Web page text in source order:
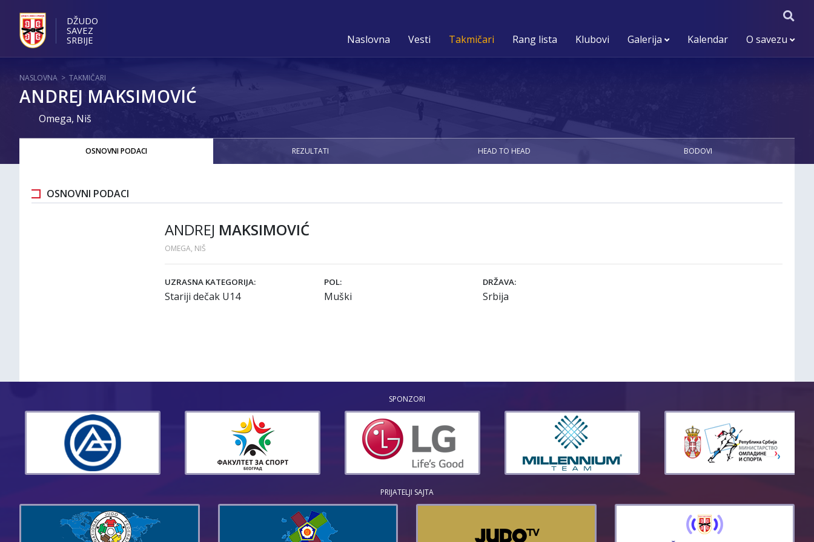
DŽUDO
SAVEZ
SRBIJE
Naslovna Vesti Takmičari Rang lista Klubovi Galerija Kalendar O savezu
NASLOVNA > TAKMIČARI
ANDREJ MAKSIMOVIĆ
Omega, Niš
OSNOVNI PODACI REZULTATI HEAD TO HEAD BODOVI
OSNOVNI PODACI
ANDREJ MAKSIMOVIĆ
OMEGA, NIŠ
UZRASNA KATEGORIJA:
Stariji dečak U14
POL:
Muški
DRŽAVA:
Srbija
SPONZORI
PRIJATELJI SAJTA